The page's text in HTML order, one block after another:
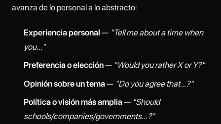
avanza de lo personal a lo abstracto:
Experiencia personal — "Tell me about a time when
you..."
Preferencia o elección— "Would you rather X or Y?"
Opinión sobre un tema— "Do you agree that...?"
Política o visión más amplia— "Should
schools/companies/governments...?"